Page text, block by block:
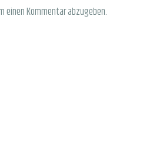
einen Kommentar abzugeben.